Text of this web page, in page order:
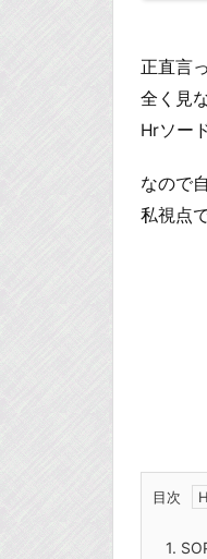
正直言
全く見
Hrソー
なので
私視点
目次
1.